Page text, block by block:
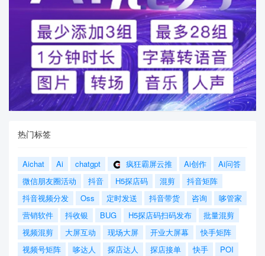
热门标签
Aichat Ai chatgpt 疯狂霸屏云推 Ai创作
Ai问答
微信朋友圈活动
抖音 H5探店码 混剪
抖音矩阵
抖音视频分发
Oss 定时发送 抖音带货 咨询
哆管家
营销软件
抖收银 BUG H5探店码扫码发布
批量混剪
视频混剪
大屏互动 现场大屏 开业大屏幕
快手矩阵
视频号矩阵
哆达人 探店达人 探店接单 快手
POI